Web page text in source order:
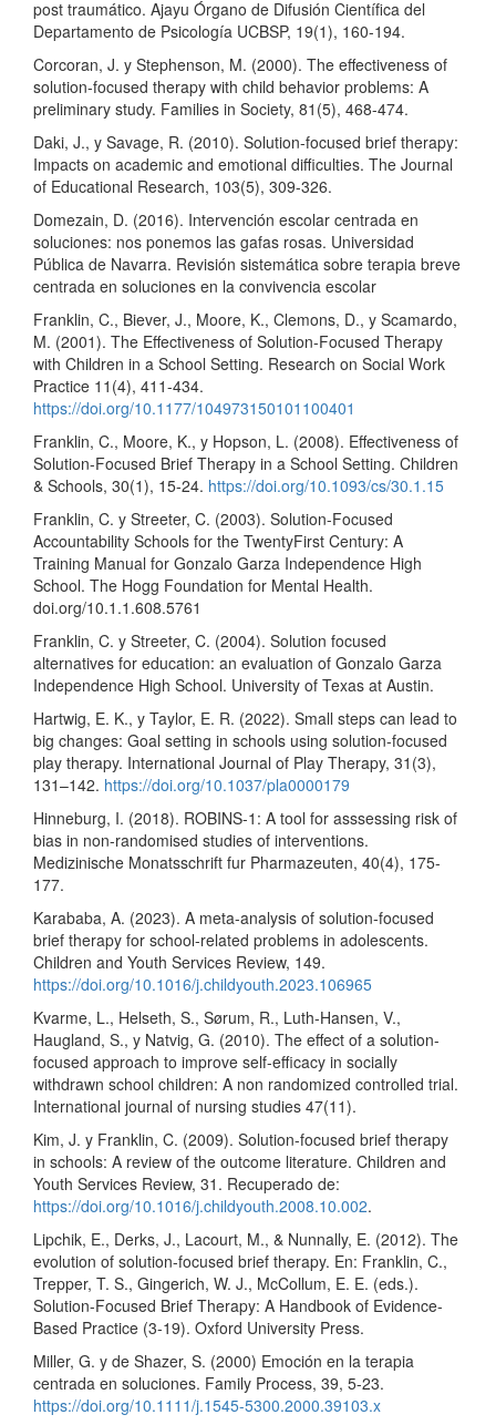
post traumático. Ajayu Órgano de Difusión Científica del
Departamento de Psicología UCBSP, 19(1), 160-194.
Corcoran, J. y Stephenson, M. (2000). The effectiveness of
solution-focused therapy with child behavior problems: A
preliminary study. Families in Society, 81(5), 468-474.
Daki, J., y Savage, R. (2010). Solution-focused brief therapy:
Impacts on academic and emotional difficulties. The Journal
of Educational Research, 103(5), 309-326.
Domezain, D. (2016). Intervención escolar centrada en
soluciones: nos ponemos las gafas rosas. Universidad
Pública de Navarra. Revisión sistemática sobre terapia breve
centrada en soluciones en la convivencia escolar
Franklin, C., Biever, J., Moore, K., Clemons, D., y Scamardo,
M. (2001). The Effectiveness of Solution-Focused Therapy
with Children in a School Setting. Research on Social Work
Practice 11(4), 411-434.
https://doi.org/10.1177/104973150101100401
Franklin, C., Moore, K., y Hopson, L. (2008). Effectiveness of
Solution-Focused Brief Therapy in a School Setting. Children
& Schools, 30(1), 15-24. https://doi.org/10.1093/cs/30.1.15
Franklin, C. y Streeter, C. (2003). Solution-Focused
Accountability Schools for the TwentyFirst Century: A
Training Manual for Gonzalo Garza Independence High
School. The Hogg Foundation for Mental Health.
doi.org/10.1.1.608.5761
Franklin, C. y Streeter, C. (2004). Solution focused
alternatives for education: an evaluation of Gonzalo Garza
Independence High School. University of Texas at Austin.
Hartwig, E. K., y Taylor, E. R. (2022). Small steps can lead to
big changes: Goal setting in schools using solution-focused
play therapy. International Journal of Play Therapy, 31(3),
131–142. https://doi.org/10.1037/pla0000179
Hinneburg, I. (2018). ROBINS-1: A tool for asssessing risk of
bias in non-randomised studies of interventions.
Medizinische Monatsschrift fur Pharmazeuten, 40(4), 175-
177.
Karababa, A. (2023). A meta-analysis of solution-focused
brief therapy for school-related problems in adolescents.
Children and Youth Services Review, 149.
https://doi.org/10.1016/j.childyouth.2023.106965
Kvarme, L., Helseth, S., Sørum, R., Luth-Hansen, V.,
Haugland, S., y Natvig, G. (2010). The effect of a solution-
focused approach to improve self-efficacy in socially
withdrawn school children: A non randomized controlled trial.
International journal of nursing studies 47(11).
Kim, J. y Franklin, C. (2009). Solution-focused brief therapy
in schools: A review of the outcome literature. Children and
Youth Services Review, 31. Recuperado de:
https://doi.org/10.1016/j.childyouth.2008.10.002.
Lipchik, E., Derks, J., Lacourt, M., & Nunnally, E. (2012). The
evolution of solution-focused brief therapy. En: Franklin, C.,
Trepper, T. S., Gingerich, W. J., McCollum, E. E. (eds.).
Solution-Focused Brief Therapy: A Handbook of Evidence-
Based Practice (3-19). Oxford University Press.
Miller, G. y de Shazer, S. (2000) Emoción en la terapia
centrada en soluciones. Family Process, 39, 5-23.
https://doi.org/10.1111/j.1545-5300.2000.39103.x